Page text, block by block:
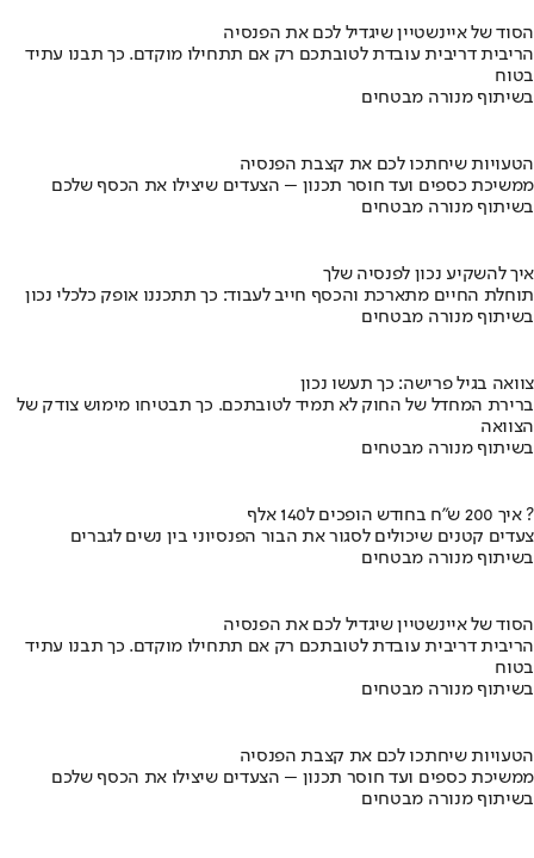
הסוד של איינשטיין שיגדיל לכם את הפנסיה
הריבית דריבית עובדת לטובתכם רק אם תתחילו מוקדם. כך תבנו עתיד
בטוח
בשיתוף מנורה מבטחים
הטעויות שיחתכו לכם את קצבת הפנסיה
ממשיכת כספים ועד חוסר תכנון – הצעדים שיצילו את הכסף שלכם
בשיתוף מנורה מבטחים
איך להשקיע נכון לפנסיה שלך
תוחלת החיים מתארכת והכסף חייב לעבוד: כך תתכננו אופק כלכלי נכון
בשיתוף מנורה מבטחים
צוואה בגיל פרישה: כך תעשו נכון
ברירת המחדל של החוק לא תמיד לטובתכם. כך תבטיחו מימוש צודק של
הצוואה
בשיתוף מנורה מבטחים
איך 200 ש"ח בחודש הופכים ל140 אלף ?
צעדים קטנים שיכולים לסגור את הבור הפנסיוני בין נשים לגברים
בשיתוף מנורה מבטחים
הסוד של איינשטיין שיגדיל לכם את הפנסיה
הריבית דריבית עובדת לטובתכם רק אם תתחילו מוקדם. כך תבנו עתיד
בטוח
בשיתוף מנורה מבטחים
הטעויות שיחתכו לכם את קצבת הפנסיה
ממשיכת כספים ועד חוסר תכנון – הצעדים שיצילו את הכסף שלכם
בשיתוף מנורה מבטחים